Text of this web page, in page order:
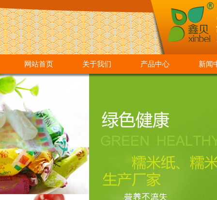
网站首页 关于我们 产品中心 新闻